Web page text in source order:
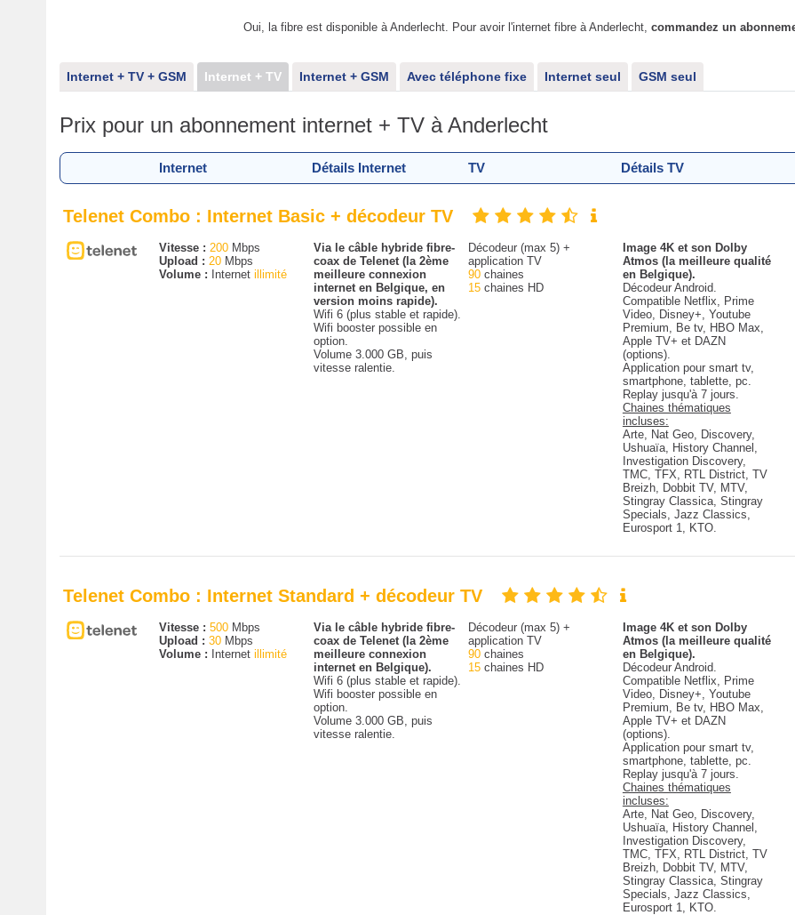
Oui, la fibre est disponible à Anderlecht. Pour avoir l'internet fibre à Anderlecht, commandez un
Internet + TV + GSM Internet + TV Internet + GSM Avec téléphone fixe Internet seul GSM seul
Prix pour un abonnement internet + TV à Anderlecht
Internet Détails Internet TV Détails TV
Telenet Combo : Internet Basic + décodeur TV
Vitesse : 200Mbps
Upload : 20Mbps
Volume :
Internet illimité
Via le câble hybride fibre-
coax de Telenet (la 2ème
meilleure connexion
internet en Belgique, en
version moins rapide).
Wifi 6 (plus stable et rapide).
Wifi booster possible en
option.
Volume 3.000 GB, puis
vitesse ralentie.
Décodeur (max 5) +
application TV
90chaines
15chaines HD
Image 4K et son Dolby
Atmos (la meilleure qualité
en Belgique).
Décodeur Android.
Compatible Netflix, Prime
Video, Disney+, Youtube
Premium, Be tv, HBO Max,
Apple TV+ et DAZN
(options).
Application pour smart tv,
smartphone, tablette, pc.
Replay jusqu'à 7 jours.
Chaines thématiques
incluses:
Arte, Nat Geo, Discovery,
Ushuaïa, History Channel,
Investigation Discovery,
TMC, TFX, RTL District, TV
Breizh, Dobbit TV, MTV,
Stingray Classica, Stingray
Specials, Jazz Classics,
Eurosport 1, KTO.
Telenet Combo : Internet Standard + décodeur TV
Vitesse : 500Mbps
Upload : 30Mbps
Volume :
Internet illimité
Via le câble hybride fibre-
coax de Telenet (la 2ème
meilleure connexion
internet en Belgique).
Wifi 6 (plus stable et rapide).
Wifi booster possible en
option.
Volume 3.000 GB, puis
vitesse ralentie.
Décodeur (max 5) +
application TV
90chaines
15chaines HD
Image 4K et son Dolby
Atmos (la meilleure qualité
en Belgique).
Décodeur Android.
Compatible Netflix, Prime
Video, Disney+, Youtube
Premium, Be tv, HBO Max,
Apple TV+ et DAZN
(options).
Application pour smart tv,
smartphone, tablette, pc.
Replay jusqu'à 7 jours.
Chaines thématiques
incluses:
Arte, Nat Geo, Discovery,
Ushuaïa, History Channel,
Investigation Discovery,
TMC, TFX, RTL District, TV
Breizh, Dobbit TV, MTV,
Stingray Classica, Stingray
Specials, Jazz Classics,
Eurosport 1, KTO.